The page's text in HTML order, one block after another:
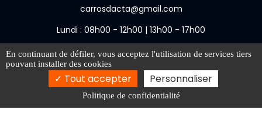
carrosdacta@gmail.com
Lundi : 08h00 - 12h00 | 13h00 - 17h00
Activités Garagiste Gradignan
Garagiste Talence
Garagiste Pessac
Carrosserie Pessac
Carrosserie Talence
Mentions légales
En continuant de défiler, vous acceptez l'utilisation de services tiers
pouvant installer des cookies
Tout accepter Personnaliser
Politique de confidentialité